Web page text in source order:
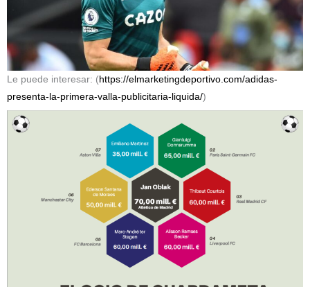
Le puede interesar: (https://elmarketingdeportivo.com/adidas-
presenta-la-primera-valla-publicitaria-liquida/)